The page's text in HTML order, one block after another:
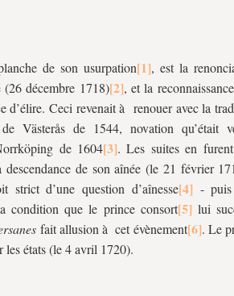
de son usurpation
, est la
décembre 1718)
, et la
d’élire. Ceci revenait à renouer avec la
Västerås de 1544, novation qu’était
de 1604
. Les suites en
de son aînée (le 21 février
d’une question d’aînesse
- puis
que le prince consort
lui
fait allusion à cet évènement
. Le
les états (le 4 avril 1720).